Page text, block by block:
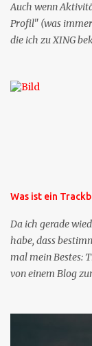
Auch wenn
Profil" (was immer
die ich zu XING
bekommen Sie
Was ist ein
Da ich gerade
habe, dass
mal mein Bestes:
von einem Blog
was ich zu